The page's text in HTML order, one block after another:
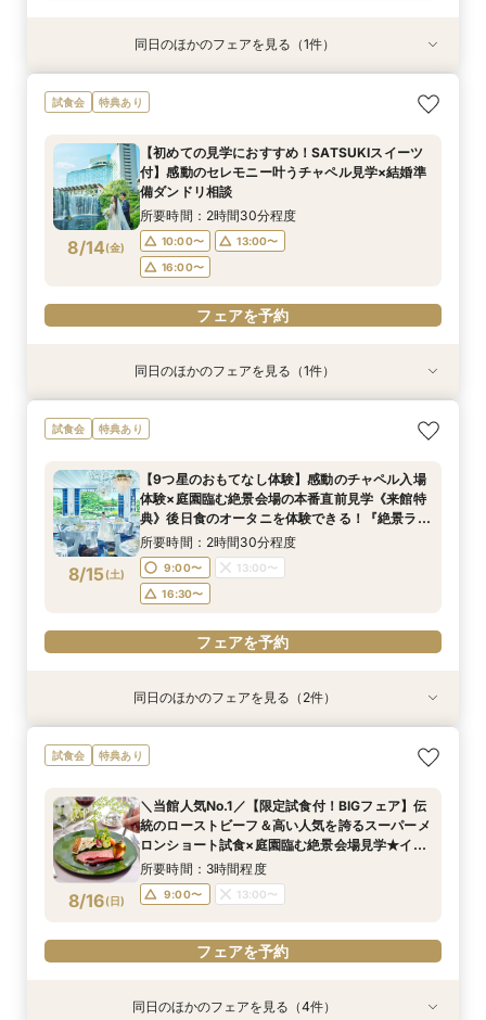
特典あり
8/13(木)
【1万坪の日本庭園】本格神殿＆庭園臨む絶景会
場×パティスリーSATSUKIスイーツが愉しめる
所要時間：2時間程度
10:00〜
16:00〜
フェアを予約
同日のほかのフェアを見る（1件）
試食会 特典あり
8/14(金)
【初めての見学におすすめ！SATSUKIスイーツ
付】感動のセレモニー叶うチャペル見学×結婚準
備ダンドリ相談
所要時間：2時間30分程度
10:00〜
13:00〜
16:00〜
フェアを予約
特典あり
8/14(金)
【美しき日本の結婚式】本格神殿＆1万坪の庭園
臨む絶景会場×パティスリーSATSUKIスイーツ体
所要時間：2時間程度
10:00〜
13:00〜
16:00〜
フェアを予約
同日のほかのフェアを見る（1件）
試食会 特典あり
8/15(土)
【9つ星のおもてなし体験】感動のチャペル入場
体験×庭園臨む絶景会場の本番直前見学《来館特
典》後日食のオータニを体験できる！『絶景ラン
チビュッフェ』ご招待
所要時間：2時間30分程度
9:00〜
13:00〜
16:30〜
フェアを予約
特典あり
8/15(土)
【2〜3件目見学におすすめ】見積り×おもてなし
徹底比較×絶景ランチビュッフェ券付！ホテル婚
本命会場を見極めたい方におすすめ
所要時間：2時間30分程度
9:00〜
13:00〜
16:30〜
特典あり
8/15(土)
【1万坪の日本庭園】本格神殿・庭見え会場見学
×『絶景ビュッフェ』ご招待＆フェア成約特典付
9:00〜
13:00〜
16:30〜
フェアを予約
同日のほかのフェアを見る（2件）
試食会 特典あり
8/16(日)
＼当館人気No.1／【限定試食付！BIGフェア】伝
統のローストビーフ＆高い人気を誇るスーパーメ
ロンショート試食×庭園臨む絶景会場見学★イ
メージ膨らむチャペル入場体験もご用意！
所要時間：3時間程度
9:00〜 13:00〜
フェアを予約
特典あり
特典あり
特典あり
特典あり同日のほかのフェアを見る（4件）